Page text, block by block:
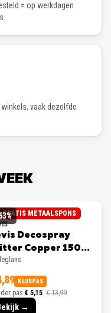
= op werkdagen
winkels, vaak dezelfde
%
GRATIS METAALSPONS
Decospray
Copper 150ml
KLUSPAS
pas € 5,15 € 13,99
→